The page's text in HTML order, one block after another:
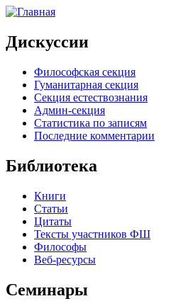
Дискуссии
Философская секция
Гуманитарная секция
Секция естествознания
Админ-секция
Статистика по записям
Последние комментарии
Библиотека
Книги
Статьи
Цитаты
Тексты участников ФШ
Философы
Веб-ресурсы
Семинары